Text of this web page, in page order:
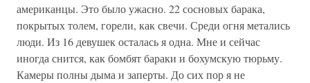
американцы. Это было ужасно. 22 сосновых барака,
покрытых толем, горели, как свечи. Среди огня метались
люди. Из 16 девушек осталась я одна. Мне и сейчас
иногда снится, как бомбят бараки и бохумскую тюрьму.
Камеры полны дыма и заперты. До сих пор я не